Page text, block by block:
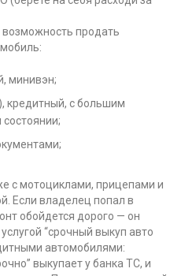
возможность продать
минивэн;
кредитный, с большим
с мотоциклами, прицепами и
Если владелец попал в
обойдется дорого — он
“срочный выкуп авто
автомобилями:
выкупает у банка ТС, и